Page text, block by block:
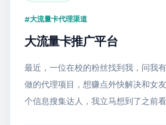
大流量卡代理渠道
大流量卡推广平台
最近，一位在校的粉丝找到我，问我
做的代理项目，想赚点外快解决和女
个信息搜集达人，我立马想到了之前